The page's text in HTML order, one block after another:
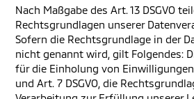
Nach Maßgabe des Art. 13 DSGVO
Rechtsgrundlagen unserer
Sofern die Rechtsgrundlage in der
nicht genannt wird, gilt Folgendes:
für die Einholung von
und Art. 7 DSGVO, die